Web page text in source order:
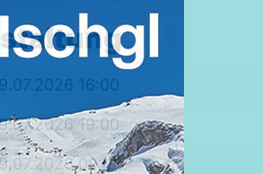
Weekendtrips
Ischgl: Closing 4
Ski &
Infos Service
Service buchen
16:00
19:00
09:00